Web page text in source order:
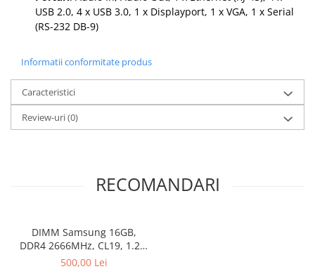
Monitoare
Monitoare NOI
Monitoare Second-Hand
Servere
Hard Disk-uri SERVER
Procesoare server
Sisteme server
USB 2.0, 4 x USB 3.0, 1 x Displayport, 1 x VGA, 1 x Serial
(RS-232 DB-9)
Informatii conformitate produs
Caracteristici
Review-uri(0)
RECOMANDARI
DIMM Samsung 16GB,
DDR4 2666MHz, CL19, 1.2V,
Non-ECC, bulk
500,00 Lei